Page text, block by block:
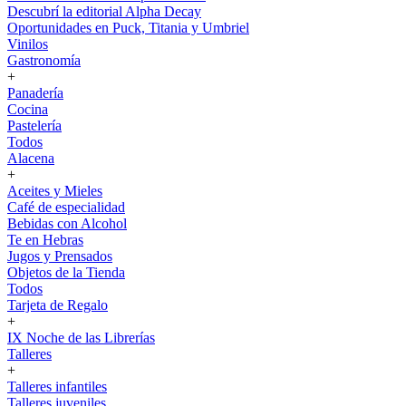
Descubrí la editorial Alpha Decay
Oportunidades en Puck, Titania y Umbriel
Vinilos
Gastronomía
+
Panadería
Cocina
Pastelería
Todos
Alacena
+
Aceites y Mieles
Café de especialidad
Bebidas con Alcohol
Te en Hebras
Jugos y Prensados
Objetos de la Tienda
Todos
Tarjeta de Regalo
+
IX Noche de las Librerías
Talleres
+
Talleres infantiles
Talleres juveniles